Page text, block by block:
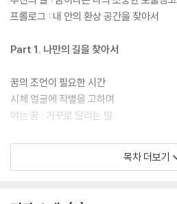
프롤로그 : 내 안의 환상 공간을 찾아서
Part 1. 나만의 길을 찾아서
꿈의 조언이 필요한 시간
시체 얼굴에 작별을 고하며
여는 꿈 : 거꾸로 달리는 말
Part 2. 꿈의 조언을 들으며
목차 더보기